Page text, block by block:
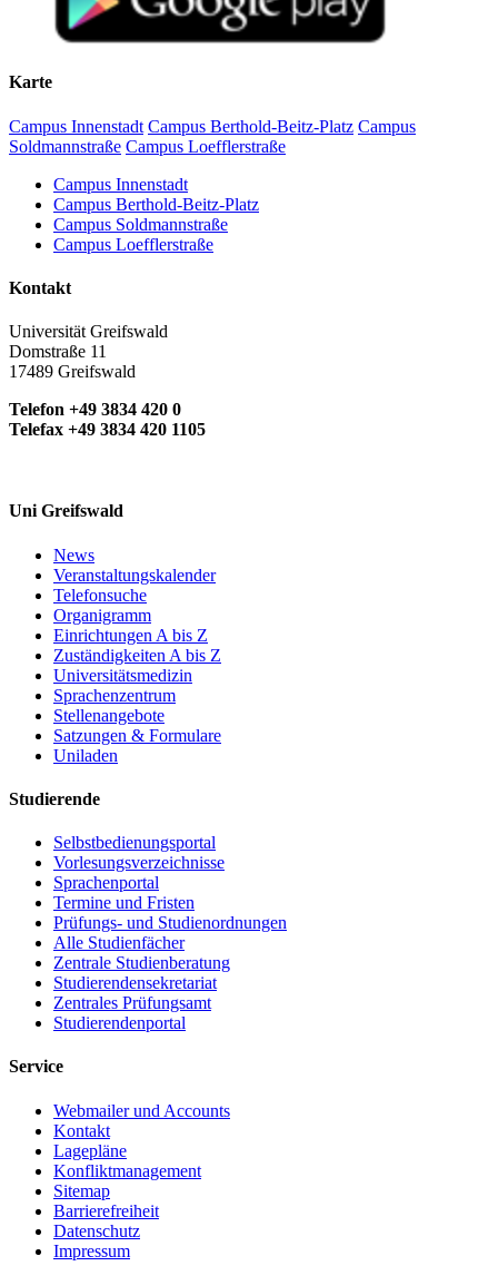
Karte
Campus Innenstadt Campus Berthold-Beitz-Platz Campus
Soldmannstraße Campus Loefflerstraße
Campus Innenstadt
Campus Berthold-Beitz-Platz
Campus Soldmannstraße
Campus Loefflerstraße
Kontakt
Universität Greifswald
Domstraße 11
17489 Greifswald
Telefon +49 3834 420 0
Telefax +49 3834 420 1105
Uni Greifswald
News
Veranstaltungskalender
Telefonsuche
Organigramm
Einrichtungen A bis Z
Zuständigkeiten A bis Z
Universitätsmedizin
Sprachenzentrum
Stellenangebote
Satzungen & Formulare
Uniladen
Studierende
Selbstbedienungsportal
Vorlesungsverzeichnisse
Sprachenportal
Termine und Fristen
Prüfungs- und Studienordnungen
Alle Studienfächer
Zentrale Studienberatung
Studierendensekretariat
Zentrales Prüfungsamt
Studierendenportal
Service
Webmailer und Accounts
Kontakt
Lagepläne
Konfliktmanagement
Sitemap
Barrierefreiheit
Datenschutz
Impressum